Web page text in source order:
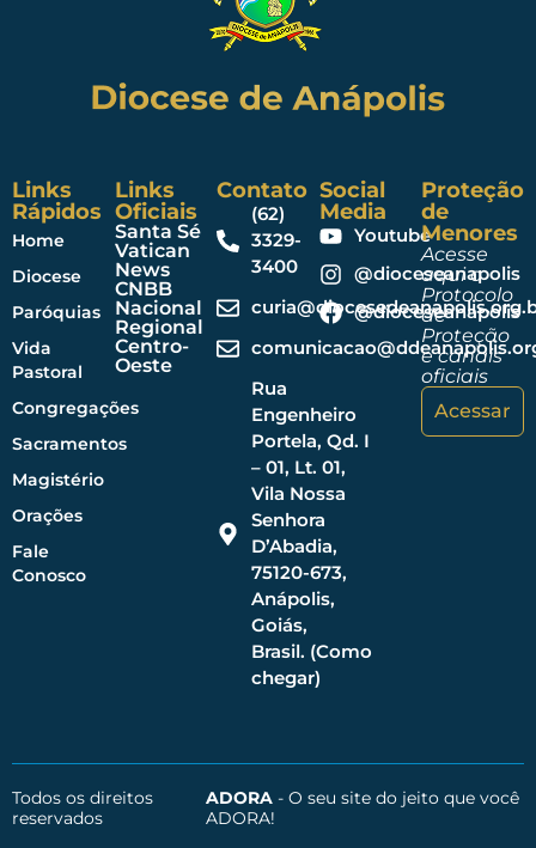
Links
Rápidos
Home
Diocese
Paróquias
Vida
Pastoral
Congregações
Sacramentos
Magistério
Orações
Fale
Conosco
Links
Oficiais
Santa Sé
Vatican
News
CNBB
Nacional
Regional
Centro-
Oeste
Contato
(62)
3329-
3400
Rua
Engenheiro
Portela, Qd. I
– 01, Lt. 01,
Vila Nossa
Senhora
D’Abadia,
75120-673,
Anápolis,
Goiás,
Brasil. (Como
chegar)
Social
Media
Youtube
@dioceseanapolis
@dioceseanapolis
Proteção
de
Menores
Acesse
aqui o
Protocolo
de
Proteção
e canais
oficiais
Acessar
Todos os direitos
reservados
ADORA - O seu site do jeito que você
ADORA!